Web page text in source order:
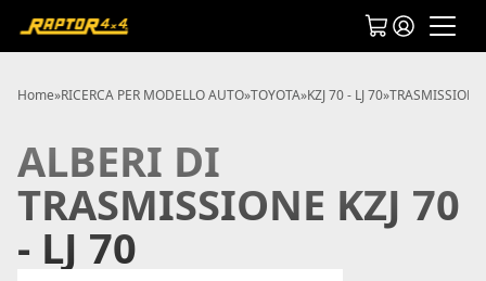
Home»RICERCA PER MODELLO AUTO»TOYOTA»KZJ 70 - LJ 70»TRASMISSIONI
ALBERI DI
TRASMISSIONE KZJ 70
- LJ 70